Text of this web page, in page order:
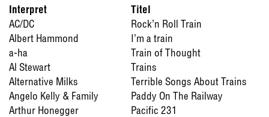
Interpret
Titel
AC/DC
Rock’n Roll Train
Albert Hammond
I’m a train
a-ha
Train of Thought
Al Stewart
Trains
Alternative Milks
Terrible Songs About Trains
Angelo Kelly & Family
Paddy On The Railway
Arthur Honegger
Pacific 231